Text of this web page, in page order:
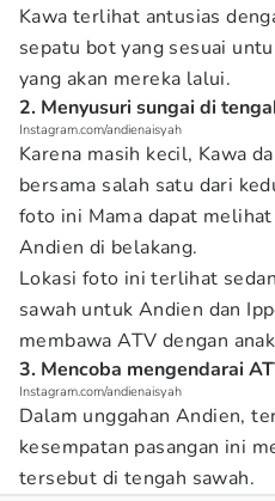
Kawa terlihat antusias
sepatu bot yang sesuai
yang akan mereka lalui.
2. Menyusuri sungai di
Instagram.com/andienaisyah
Karena masih kecil, Kawa
bersama salah satu dari
foto ini Mama dapat
Andien di belakang.
Lokasi foto ini terlihat
sawah untuk Andien dan
membawa ATV dengan
3. Mencoba mengendarai
Instagram.com/andienaisyah
Dalam unggahan Andien,
kesempatan pasangan ini
tersebut di tengah sawah.